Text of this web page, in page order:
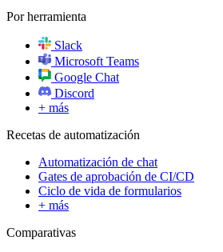
Por herramienta
Slack
Microsoft Teams
Google Chat
Discord
+ más
Recetas de automatización
Automatización de chat
Gates de aprobación de CI/CD
Ciclo de vida de formularios
+ más
Comparativas